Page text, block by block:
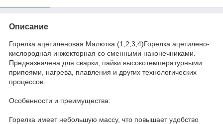
Описание
Горелка ацетиленовая Малютка (1,2,3,4)Горелка ацетилено-
кислородная инжекторная со сменными наконечниками.
Предназначена для сварки, пайки высокотемпературными
припоями, нагрева, плавления и других технологических
процессов.
Особенности и преимущества:
Горелка имеет небольшую массу, что повышает удобство